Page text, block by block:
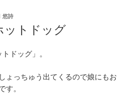
悠詩
ットドッグ
ドッグ」。
ょっちゅう出てくるので娘にもお
す。